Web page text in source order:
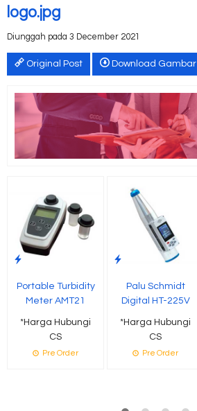
logo.jpg
Diunggah pada 3 December 2021
Original Post Download Gambar
Portable Turbidity
Meter AMT21
*Harga Hubungi
CS
Pre Order
Palu Schmidt
Digital HT-225V
*Harga Hubungi
CS
Pre Order